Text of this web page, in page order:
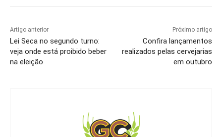
Artigo anterior
Lei Seca no segundo turno:
veja onde está proibido beber
na eleição
Próximo artigo
Confira lançamentos
realizados pelas cervejarias
em outubro